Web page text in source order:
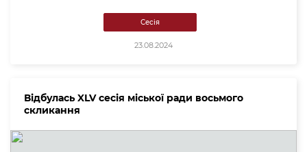
Сесія
23.08.2024
Відбулась XLV сесія міської ради восьмого
скликання